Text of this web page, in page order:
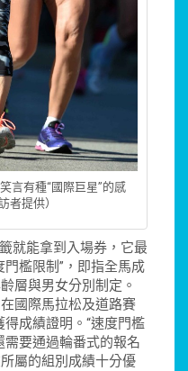
言有種“國際巨星”的感
者提供）
能拿到入場券，它最
檻限制”，即指全馬成
層與男女分別制定。
國際馬拉松及道路賽
成績證明。“速度門檻
需要通過輪番式的報名
屬的組別成績十分優